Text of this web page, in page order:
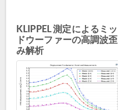
KLIPPEL 測定によるミッ
ドウーファーの高調波歪
み解析